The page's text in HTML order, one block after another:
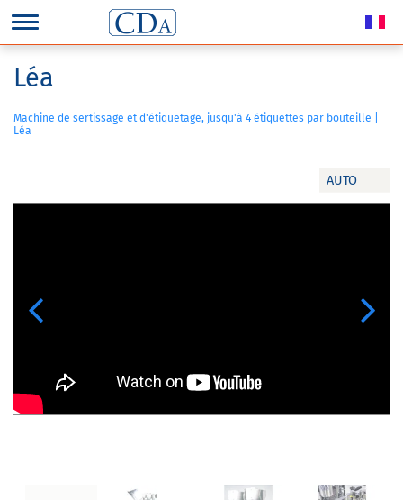
AUTO
Previous Next
Léa
Machine de sertissage et d'étiquetage, jusqu'à 4 étiquettes par bouteille |
Léa